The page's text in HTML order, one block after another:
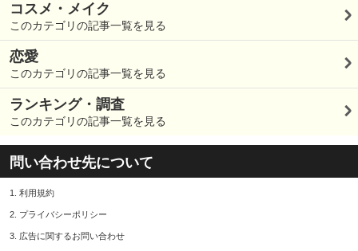
コスメ・メイク
このカテゴリの記事一覧を見る
恋愛
このカテゴリの記事一覧を見る
ランキング・調査
このカテゴリの記事一覧を見る
問い合わせ先について
1. 利用規約
2. プライバシーポリシー
3. 広告に関するお問い合わせ